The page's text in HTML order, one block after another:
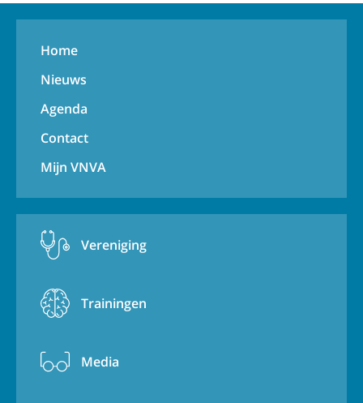
Home
Nieuws
Agenda
Contact
Mijn VNVA
Vereniging
Trainingen
Media